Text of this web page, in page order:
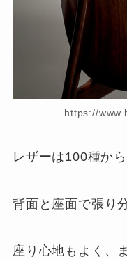
https://
レザーは100種から
背面と座面で張り
座り心地もよく、